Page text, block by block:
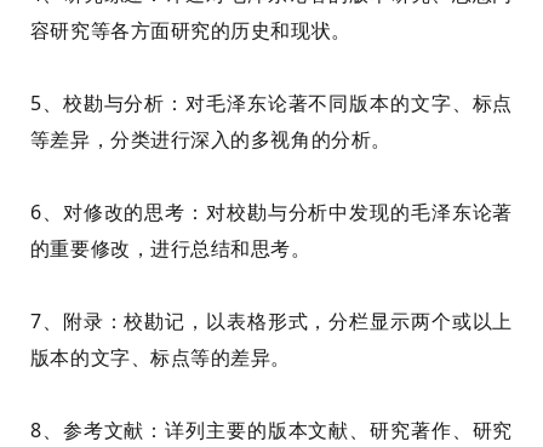
容研究等各方面研究的历史和现状。
5、校勘与分析：对毛泽东论著不同版本的文字、标点
等差异，分类进行深入的多视角的分析。
6、对修改的思考：对校勘与分析中发现的毛泽东论著
的重要修改，进行总结和思考。
7、附录：校勘记，以表格形式，分栏显示两个或以上
版本的文字、标点等的差异。
8、参考文献：详列主要的版本文献、研究著作、研究